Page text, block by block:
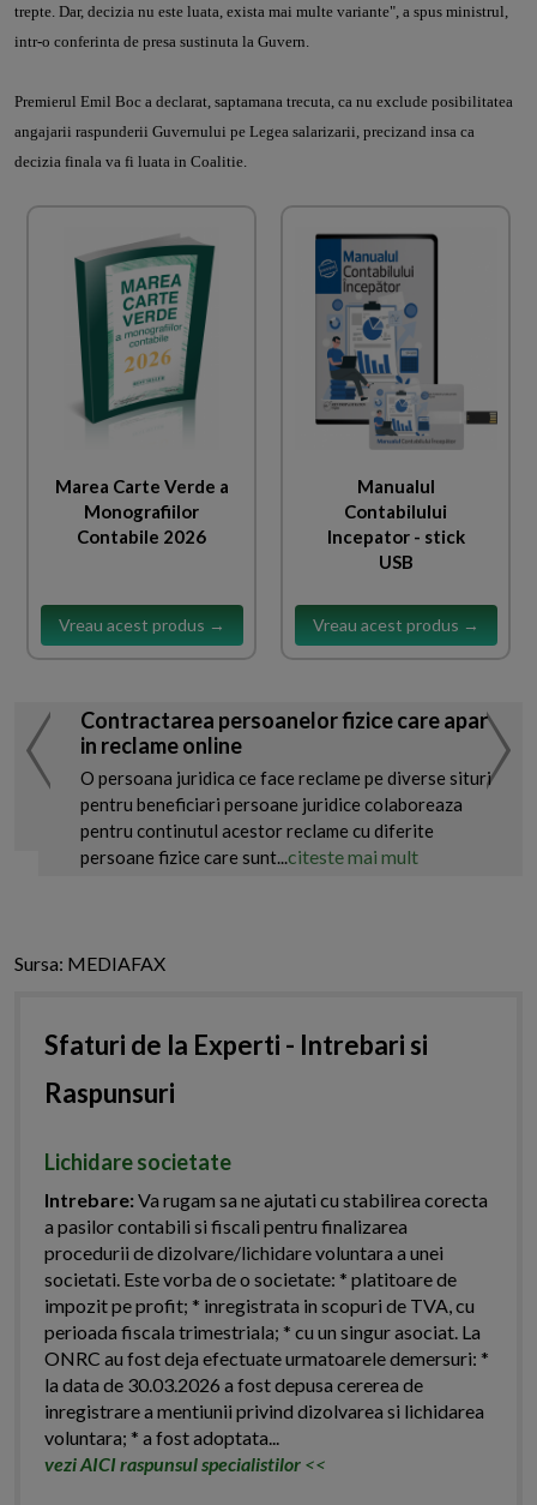
trepte. Dar, decizia nu este luata, exista mai multe variante", a spus ministrul,
intr-o conferinta de presa sustinuta la Guvern.
Premierul Emil Boc a declarat, saptamana trecuta, ca nu exclude posibilitatea
angajarii raspunderii Guvernului pe Legea salarizarii, precizand insa ca
decizia finala va fi luata in Coalitie.
Marea Carte Verde a
Monografiilor
Contabile 2026
Vreau acest produs →
Manualul
Contabilului
Incepator - stick
USB
Vreau acest produs →
Contractarea persoanelor fizice care apar
in reclame online
O persoana juridica ce face reclame pe diverse situri
pentru beneficiari persoane juridice colaboreaza
pentru continutul acestor reclame cu diferite
persoane fizice care sunt...citeste mai mult
Sursa: MEDIAFAX
Sfaturi de la Experti - Intrebari si
Raspunsuri
Lichidare societate
Intrebare:Va rugam sa ne ajutati cu stabilirea corecta
a pasilor contabili si fiscali pentru finalizarea
procedurii de dizolvare/lichidare voluntara a unei
societati. Este vorba de o societate: * platitoare de
impozit pe profit; * inregistrata in scopuri de TVA, cu
perioada fiscala trimestriala; * cu un singur asociat. La
ONRC au fost deja efectuate urmatoarele demersuri: *
la data de 30.03.2026 a fost depusa cererea de
inregistrare a mentiunii privind dizolvarea si lichidarea
voluntara; * a fost adoptata...
vezi AICI raspunsul specialistilor <<